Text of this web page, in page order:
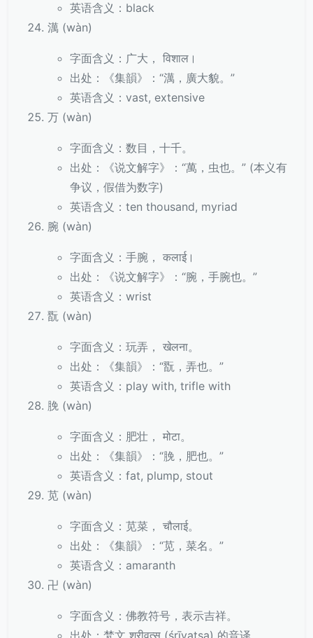
英语含义：black
澫 (wàn)
字面含义：广大， विशाल।
出处：《集韻》：“澫，廣大貌。”
英语含义：vast, extensive
万 (wàn)
字面含义：数目，十千。
出处：《说文解字》：“萬，虫也。” (本义有
争议，假借为数字)
英语含义：ten thousand, myriad
腕 (wàn)
字面含义：手腕， कलाई।
出处：《说文解字》：“腕，手腕也。”
英语含义：wrist
翫 (wàn)
字面含义：玩弄， खेलना。
出处：《集韻》：“翫，弄也。”
英语含义：play with, trifle with
脕 (wàn)
字面含义：肥壮， मोटा。
出处：《集韻》：“脕，肥也。”
英语含义：fat, plump, stout
苋 (wàn)
字面含义：苋菜， चौलाई。
出处：《集韻》：“苋，菜名。”
英语含义：amaranth
卍 (wàn)
字面含义：佛教符号，表示吉祥。
出处：梵文 श्रीवत्स (śrīvatsa) 的音译